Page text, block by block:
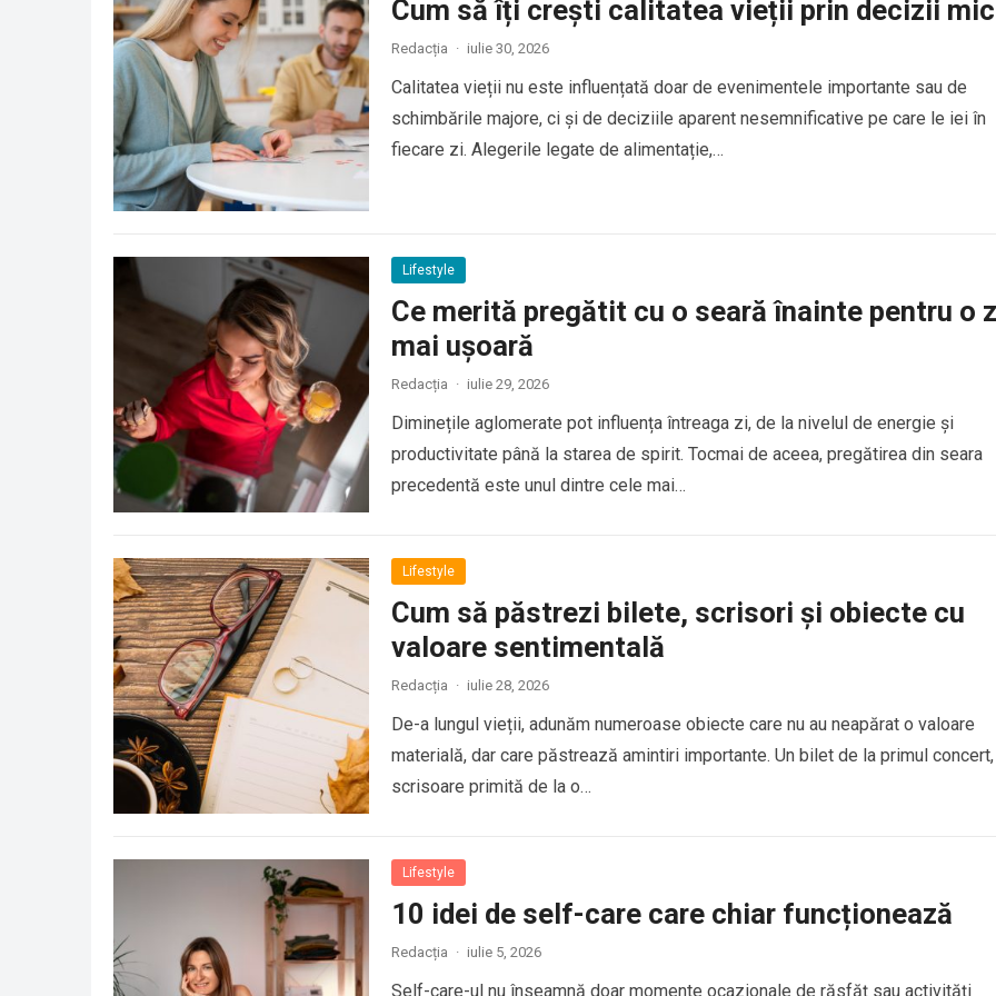
Cum să îți crești calitatea vieții prin decizii
Redacția · iulie 30, 2026
Calitatea vieții nu este influențată doar de evenimentele importante sau de
schimbările majore, ci și de deciziile aparent nesemnificative pe care le iei în
fiecare zi. Alegerile legate de alimentație,…
Lifestyle
Ce merită pregătit cu o seară înainte pentru o
mai ușoară
Redacția · iulie 29, 2026
Diminețile aglomerate pot influența întreaga zi, de la nivelul de energie și
productivitate până la starea de spirit. Tocmai de aceea, pregătirea din seara
precedentă este unul dintre cele mai…
Lifestyle
Cum să păstrezi bilete, scrisori și obiecte cu
valoare sentimentală
Redacția · iulie 28, 2026
De-a lungul vieții, adunăm numeroase obiecte care nu au neapărat o valoare
materială, dar care păstrează amintiri importante. Un bilet de la primul
scrisoare primită de la o…
Lifestyle
10 idei de self-care care chiar funcționează
Redacția · iulie 5, 2026
Self-care-ul nu înseamnă doar momente ocazionale de răsfăț sau activități